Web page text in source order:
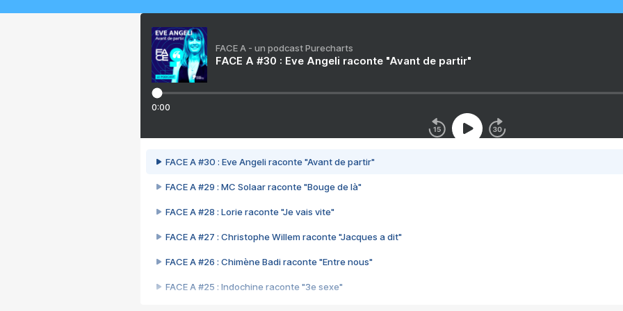
FACE A - un podcast Purecharts
FACE A #30 : Eve Angeli raconte "Avant de partir"
0:00
FACE A #30 : Eve Angeli raconte "Avant de partir"
FACE A #29 : MC Solaar raconte "Bouge de là"
FACE A #28 : Lorie raconte "Je vais vite"
FACE A #27 : Christophe Willem raconte "Jacques a dit"
FACE A #26 : Chimène Badi raconte "Entre nous"
FACE A #25 : Indochine raconte "3e sexe"